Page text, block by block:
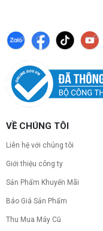
VỀ CHÚNG TÔI
Liên hệ với chúng tôi
Giới thiệu công ty
Sản Phẩm Khuyến Mãi
Báo Giá Sản Phẩm
Thu Mua Máy Cũ